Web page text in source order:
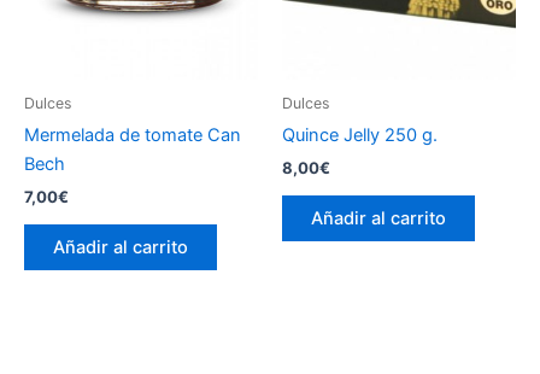
Dulces
Mermelada de tomate Can
Bech
7,00€
Añadir al carrito
Dulces
Quince Jelly 250 g.
8,00€
Añadir al carrito